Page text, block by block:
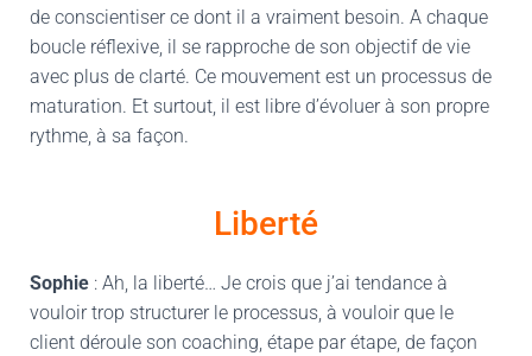
de conscientiser ce dont il a vraiment besoin. A chaque
boucle réflexive, il se rapproche de son objectif de vie
avec plus de clarté. Ce mouvement est un processus de
maturation. Et surtout, il est libre d’évoluer à son propre
rythme, à sa façon.
Liberté
Sophie : Ah, la liberté… Je crois que j’ai tendance à
vouloir trop structurer le processus, à vouloir que le
client déroule son coaching, étape par étape, de façon